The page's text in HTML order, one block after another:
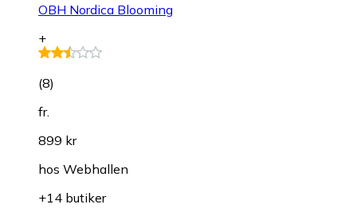
OBH Nordica Blooming
+
(8)
fr.
899 kr
hos Webhallen
+14 butiker